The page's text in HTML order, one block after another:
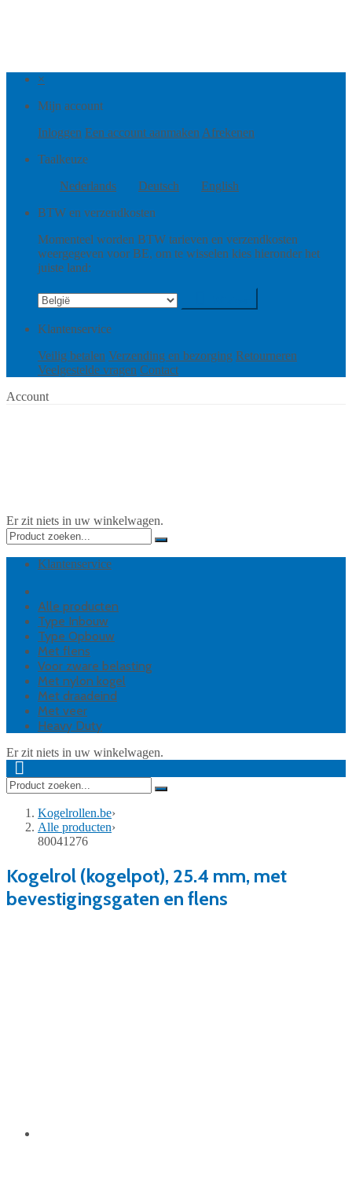
×
Mijn account
Inloggen Een account aanmaken Afrekenen
Taalkeuze
Nederlands
Deutsch
English
BTW en verzendkosten
Momenteel worden BTW tarieven en verzendkosten
weergegeven voor BE, om te wisselen kies hieronder het
juiste land:
Klantenservice
Veilig betalen Verzending en bezorging Retourneren
Veelgestelde vragen Contact
Account
Er zit niets in uw winkelwagen.
Klantenservice
Alle producten
Type Inbouw
Type Opbouw
Met flens
Voor zware belasting
Met nylon kogel
Met draadeind
Met veer
Heavy Duty
Er zit niets in uw winkelwagen.
Kogelrollen.be›
Alle producten›
80041276
Kogelrol (kogelpot), 25.4 mm, met
bevestigingsgaten en flens